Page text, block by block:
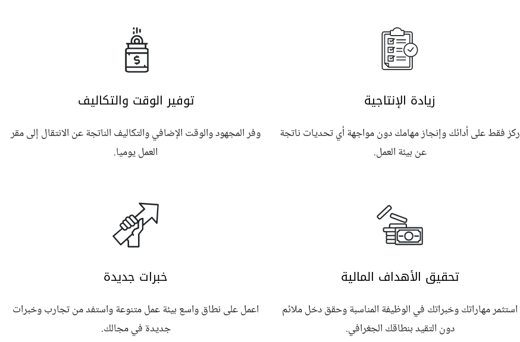
زيادة الإنتاجية
ركز فقط على أدائك وإنجاز مهامك دون مواجهة أي تحديات ناتجة
عن بيئة العمل.
توفير الوقت والتكاليف
وفر المجهود والوقت الإضافي والتكاليف الناتجة عن الانتقال إلى مقر
العمل يوميا.
تحقيق الأهداف المالية
استثمر مهاراتك وخبراتك في الوظيفة المناسبة وحقق دخل ملائم
دون التقيد بنطاقك الجغرافي.
خبرات جديدة
اعمل على نطاق واسع بيئة عمل متنوعة واستفد من تجارب وخبرات
جديدة في مجالك.